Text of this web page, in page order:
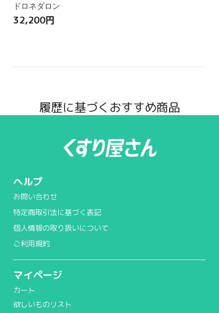
ドロネダロン
32,200円
履歴に基づくおすすめ商品
ヘルプ
お問い合わせ
特定商取引法に基づく表記
個人情報の取り扱いについて
ご利用規約
マイページ
カート
欲しいものリスト